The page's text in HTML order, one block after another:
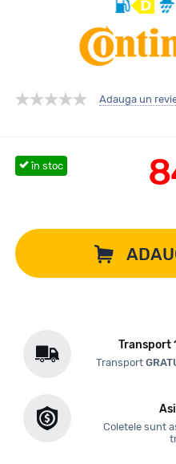
Adauga un
în stoc
Transport
Transport
Coletele sunt